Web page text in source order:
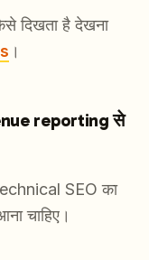
दिखता है देखना
।
reporting से
SEO का
चाहिए।